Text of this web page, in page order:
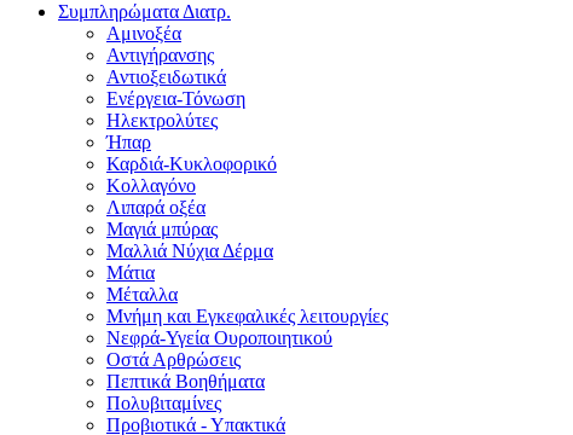
Συμπληρώματα Διατρ.
Αμινοξέα
Αντιγήρανσης
Αντιοξειδωτικά
Ενέργεια-Τόνωση
Ηλεκτρολύτες
Ήπαρ
Καρδιά-Κυκλοφορικό
Κολλαγόνο
Λιπαρά οξέα
Μαγιά μπύρας
Μαλλιά Νύχια Δέρμα
Μάτια
Μέταλλα
Μνήμη και Εγκεφαλικές λειτουργίες
Νεφρά-Υγεία Ουροποιητικού
Οστά Αρθρώσεις
Πεπτικά Βοηθήματα
Πολυβιταμίνες
Προβιοτικά - Υπακτικά